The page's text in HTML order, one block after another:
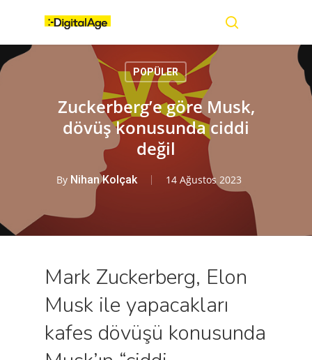
content
POPÜLER
Zuckerberg’e göre Musk,
dövüş konusunda ciddi
değil
By Nihan Kolçak 14 Ağustos 2023
Mark Zuckerberg, Elon
Musk ile yapacakları
kafes dövüşü konusunda